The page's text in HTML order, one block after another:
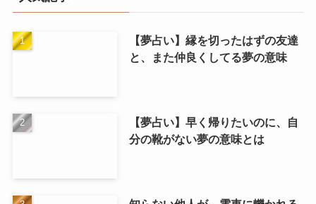
【夢占い】縁を切ったはずの友達
と、また仲良くしてる夢の意味
【夢占い】早く帰りたいのに、自
分の靴がない夢の意味とは